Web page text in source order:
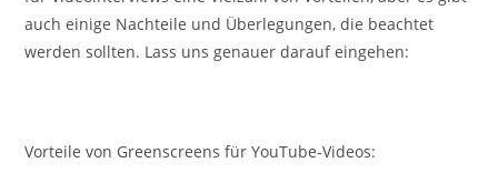
auch einige Nachteile und Überlegungen, die beachtet
werden sollten. Lass uns genauer darauf eingehen:
Vorteile von Greenscreens für YouTube-Videos: